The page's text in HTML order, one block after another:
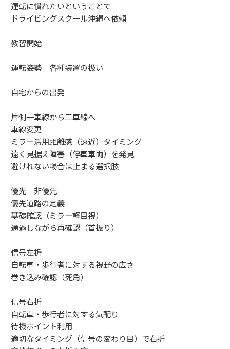
運転に慣れたいということで
ドライビングスクール沖縄へ依頼
教習開始
運転姿勢 各種装置の扱い
自宅からの出発
片側一車線から二車線へ
車線変更
ミラー活用距離感（遠近）タイミング
遠く見据え障害（停車車両）を発見
避けれない場合は止まる選択肢
優先 非優先
優先道路の定義
基礎確認（ミラー軽目視）
通過しながら再確認（首振り）
信号左折
自転車・歩行者に対する視野の広さ
巻き込み確認（死角）
信号右折
自転車・歩行者に対する気配り
待機ポイント利用
適切なタイミング（信号の変わり目）で右折